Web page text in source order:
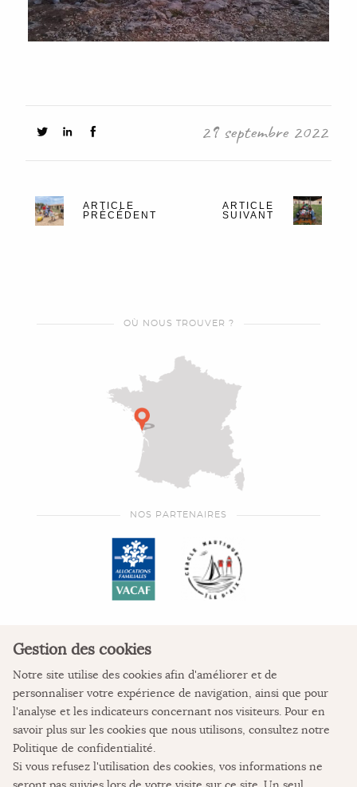
29 septembre 2022
ARTICLE
PRÉCÉDENT
ARTICLE
SUIVANT
OÙ NOUS TROUVER ?
NOS PARTENAIRES
La Colonie de vacances
L'Auberge des Pertuis
Place de Verdun
Gestion des cookies
Notre site utilise des cookies afin d'améliorer et de
personnaliser votre expérience de navigation, ainsi que pour
l'analyse et les indicateurs concernant nos visiteurs. Pour en
savoir plus sur les cookies que nous utilisons, consultez notre
Politique de confidentialité.
Si vous refusez l'utilisation des cookies, vos informations ne